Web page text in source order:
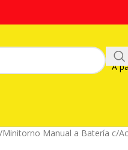
A
Minitorno Manual a Batería c/